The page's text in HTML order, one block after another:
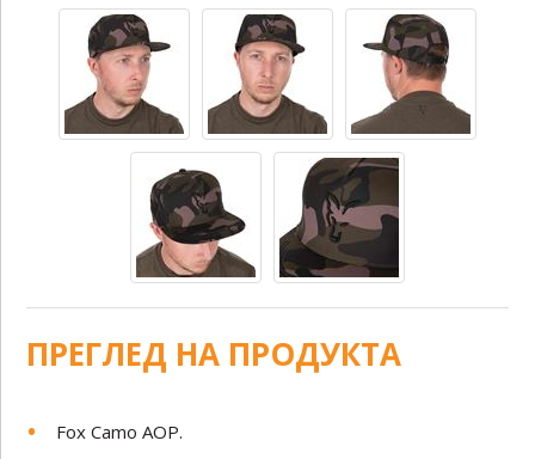
ПРЕГЛЕД НА ПРОДУКТА
Fox Camo AOP.